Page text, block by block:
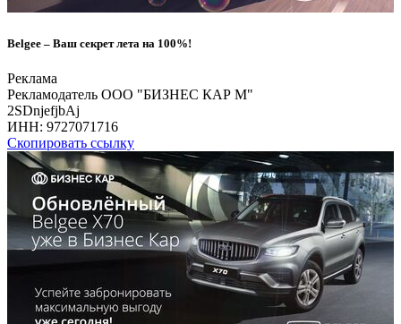
Belgee – Ваш секрет лета на 100%!
Реклама
Рекламодатель ООО "БИЗНЕС КАР М"
2SDnjefjbAj
ИНН: 9727071716
Скопировать ссылку